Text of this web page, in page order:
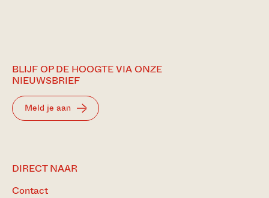
BLIJF OP DE HOOGTE VIA ONZE
NIEUWSBRIEF
Meld je aan
DIRECT NAAR
Contact